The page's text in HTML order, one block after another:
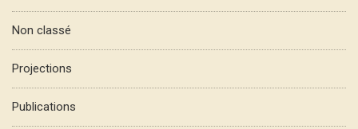
Non classé
Projections
Publications